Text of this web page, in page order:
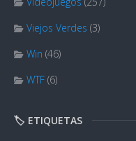
Viejos Verdes (3)
Win (46)
WTF (6)
🏷️ ETIQUETAS